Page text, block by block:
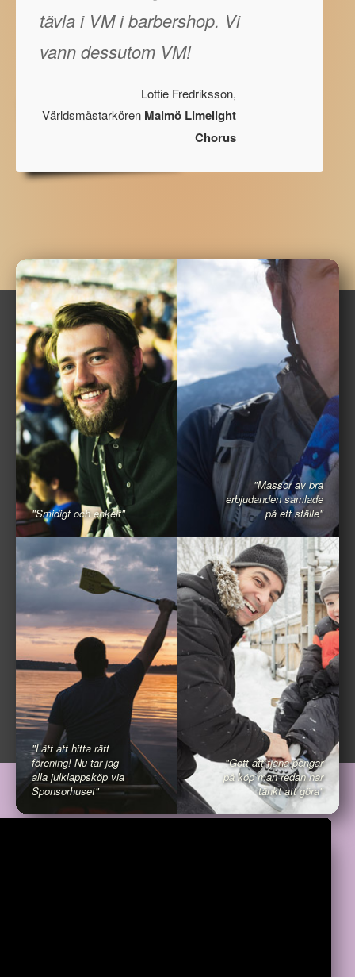
tävla i VM i barbershop. Vi
vann dessutom VM!
Lottie Fredriksson,
Världsmästarkören Malmö Limelight
Chorus
"Smidigt och enkelt"
"Massor av bra
erbjudanden samlade
på ett ställe"
"Lätt att hitta rätt
förening! Nu tar jag
alla julklappsköp via
Sponsorhuset"
"Gott att tjäna pengar
på köp man redan har
tänkt att göra"